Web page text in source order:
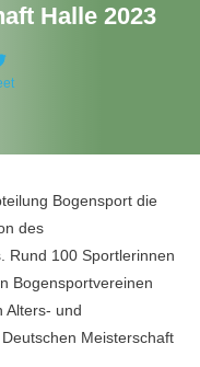
Halle 2023
Bogensport die
des
Rund 100 Sportlerinnen
Bogensportvereinen
Alters- und
Meisterschaft